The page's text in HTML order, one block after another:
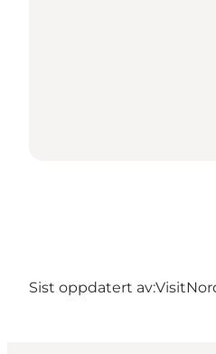
Sist oppdatert av: